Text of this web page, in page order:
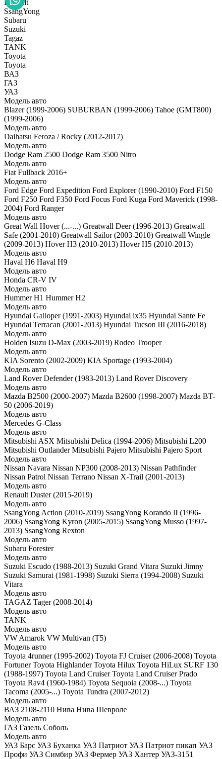
Renault
SsangYong
Subaru
Suzuki
Tagaz
TANK
Toyota
Toyota
ВАЗ
ГАЗ
УАЗ
Модель авто
Blazer (1999-2006) SUBURBAN (1999-2006) Tahoe (GMT800)
(1999-2006)
Модель авто
Daihatsu Feroza / Rocky (2012-2017)
Модель авто
Dodge Ram 2500 Dodge Ram 3500 Nitro
Модель авто
Fiat Fullback 2016+
Модель авто
Ford Edge Ford Expedition Ford Explorer (1990-2010) Ford F150
Ford F250 Ford F350 Ford Focus Ford Kuga Ford Maverick (1998-
2004) Ford Ranger
Модель авто
Great Wall Hover (...-...) Greatwall Deer (1996-2013) Greatwall
Safe (2001-2010) Greatwall Sailor (2003-2010) Greatwall Wingle
(2009-2013) Hover H3 (2010-2013) Hover H5 (2010-2013)
Модель авто
Haval H6 Haval H9
Модель авто
Honda CR-V IV
Модель авто
Hummer H1 Hummer H2
Модель авто
Hyundai Galloper (1991-2003) Hyundai ix35 Hyundai Sante Fe
Hyundai Terracan (2001-2013) Hyundai Tucson III (2016-2018)
Модель авто
Holden Isuzu D-Max (2003-2019) Rodeo Trooper
Модель авто
KIA Sorento (2002-2009) KIA Sportage (1993-2004)
Модель авто
Land Rover Defender (1983-2013) Land Rover Discovery
Модель авто
Mazda B2500 (2000-2007) Mazda B2600 (1998-2007) Mazda BT-
50 (2006-2019)
Модель авто
Mercedes G-Class
Модель авто
Mitsubishi ASX Mitsubishi Delica (1994-2006) Mitsubishi L200
Mitsubishi Outlander Mitsubishi Pajero Mitsubishi Pajero Sport
Модель авто
Nissan Navara Nissan NP300 (2008-2013) Nissan Pathfinder
Nissan Patrol Nissan Terrano Nissan X-Trail (2001-2013)
Модель авто
Renault Duster (2015-2019)
Модель авто
SsangYong Action (2010-2019) SsangYong Korando II (1996-
2006) SsangYong Kyron (2005-2015) SsangYong Musso (1997-
2013) SsangYong Rexton
Модель авто
Subaru Forester
Модель авто
Suzuki Escudo (1988-2013) Suzuki Grand Vitara Suzuki Jimny
Suzuki Samurai (1981-1998) Suzuki Sierra (1994-2008) Suzuki
Vitara
Модель авто
TAGAZ Tager (2008-2014)
Модель авто
TANK
Модель авто
VW Amarok VW Multivan (T5)
Модель авто
Toyota 4runner (1995-2002) Toyota FJ Cruiser (2006-2008) Toyota
Fortuner Toyota Highlander Toyota Hilux Toyota HiLux SURF 130
(1988-1997) Toyota Land Cruiser Toyota Land Cruiser Prado
Toyota Rav4 (1960-1984) Toyota Sequoia (2008-...) Toyota
Tacoma (2005-...) Toyota Tundra (2007-2012)
Модель авто
ВАЗ 2108-2110 Нива Нива Шевроле
Модель авто
ГАЗ Газель Соболь
Модель авто
УАЗ Барс УАЗ Буханка УАЗ Патриот УАЗ Патриот пикап УАЗ
Профи УАЗ Симбир УАЗ Фермер УАЗ Хантер УАЗ-3151